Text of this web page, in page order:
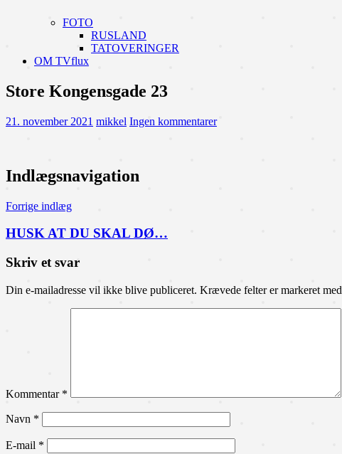
FOTO
RUSLAND
TATOVERINGER
OM TVflux
Store Kongensgade 23
21. november 2021 mikkel Ingen kommentarer
Indlægsnavigation
Forrige indlæg
HUSK AT DU SKAL DØ…
Skriv et svar
Din e-mailadresse vil ikke blive publiceret. Krævede felter er markeret med
Kommentar *
Navn *
E-mail *